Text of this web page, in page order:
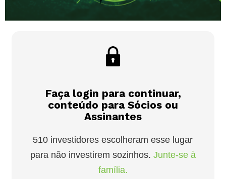
Faça login para continuar,
conteúdo para Sócios ou
Assinantes
510 investidores escolheram esse lugar
para não investirem sozinhos. Junte-se à
família.